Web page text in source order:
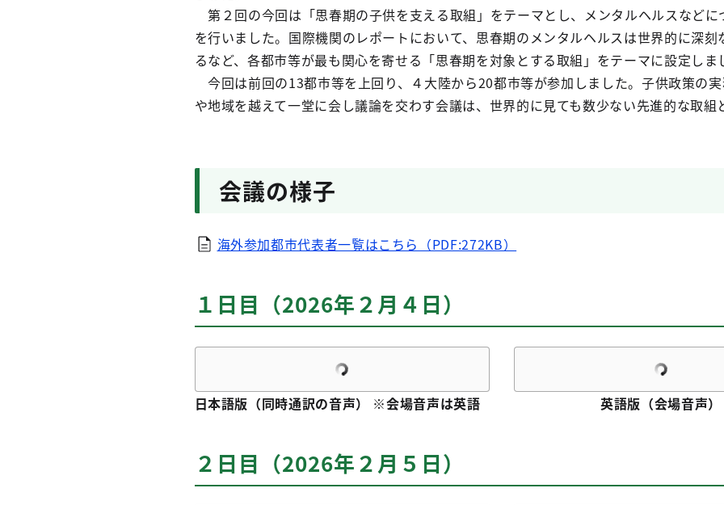
第２回の今回は「思春期の子供を支える取組」をテーマとし、メンタルヘルスなどに
を行いました。国際機関のレポートにおいて、思春期のメンタルヘルスは世界的に深刻
るなど、各都市等が最も関心を寄せる「思春期を対象とする取組」をテーマに設定しま
今回は前回の13都市等を上回り、４大陸から20都市等が参加しました。子供政策の
や地域を越えて一堂に会し議論を交わす会議は、世界的に見ても数少ない先進的な取組
会議の様子
海外参加都市代表者一覧はこちら（PDF:272KB）
１日目（2026年２月４日）
日本語版（同時通訳の音声） ※会場音声は英語 英語版（会場音声）
２日目（2026年２月５日）